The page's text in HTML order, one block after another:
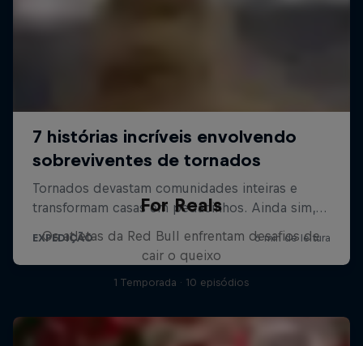
For Reals
Os atletas da Red Bull enfrentam desafios de
cair o queixo
1 Temporada · 10 episódios